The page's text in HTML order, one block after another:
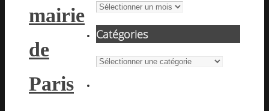
mairie
de
Paris
Archives
Catégories
Catégories